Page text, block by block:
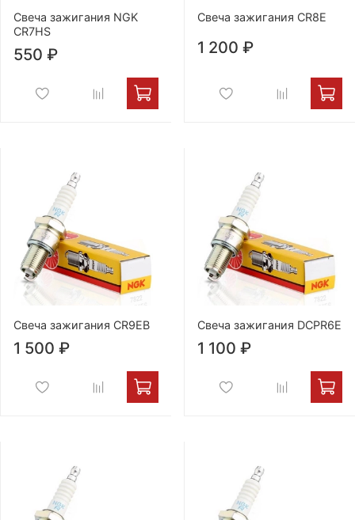
Свеча зажигания NGK
CR7HS
550 ₽
Свеча зажигания CR8E
1 200 ₽
Свеча зажигания CR9EB
1 500 ₽
Свеча зажигания DCPR6E
1 100 ₽